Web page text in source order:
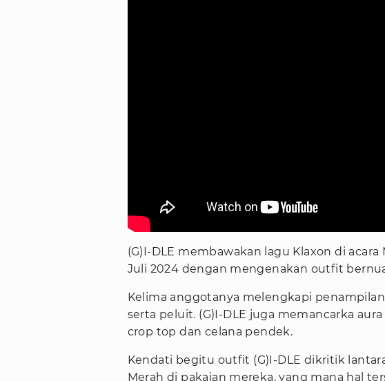
(G)I-DLE membawakan lagu Klaxon di acara
Juli 2024 dengan mengenakan outfit
Kelima anggotanya melengkapi
serta peluit. (G)I-DLE juga memancarka
crop top dan celana pendek.
Kendati begitu outfit (G)I-DLE dikritik
Merah di pakaian mereka, yang mana hal